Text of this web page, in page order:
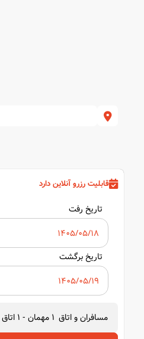
قابلیت رزرو آنلاین دارد
تاریخ رفت
تاریخ برگشت
مسافران و اتاق 1 مهمان -
1 اتاق